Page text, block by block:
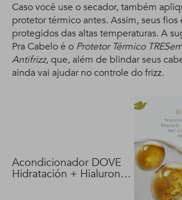
Caso você use o secador, também
protetor térmico antes. Assim, seus fios
protegidos das altas temperaturas. A
Pra Cabelo é o Protetor Térmico
Antifrizz, que, além de blindar seus
ainda vai ajudar no controle do frizz.
Acondicionador DOVE
Hidratación + Hialuron